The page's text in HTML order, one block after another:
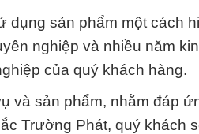
sản phẩm một cách
nghiệp và nhiều năm
của quý khách hàng.
và sản phẩm, nhằm đáp
Trường Phát, quý khách